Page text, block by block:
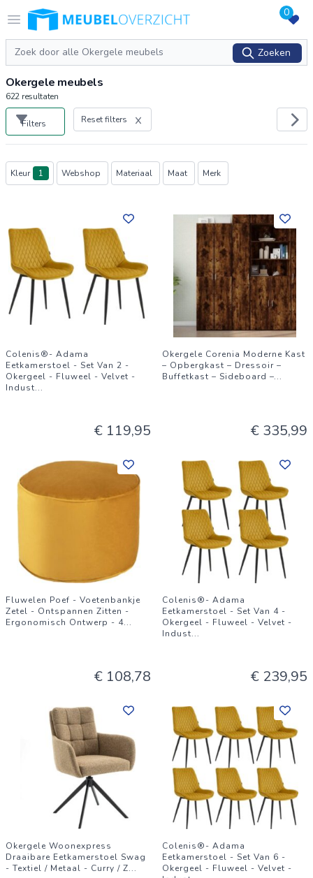
Open menu
Logo Meubeloverzicht.nl 0
Zoeken
Zoeken
Okergele meubels
622 resultaten
Filters Reset filters
Producten
Kleur 1 Webshop Materiaal Maat Merk
Colenis®- Adama
Eetkamerstoel - Set Van 2 -
Okergeel - Fluweel - Velvet -
Indust...
€ 119,95
Okergele Corenia Moderne Kast
– Opbergkast – Dressoir –
Buffetkast – Sideboard –...
€ 335,99
Fluwelen Poef - Voetenbankje
Zetel - Ontspannen Zitten -
Ergonomisch Ontwerp - 4...
€ 108,78
Colenis®- Adama
Eetkamerstoel - Set Van 4 -
Okergeel - Fluweel - Velvet -
Indust...
€ 239,95
Okergele Woonexpress
Draaibare Eetkamerstoel Swag
- Textiel / Metaal - Curry / Z...
Colenis®- Adama
Eetkamerstoel - Set Van 6 -
Okergeel - Fluweel - Velvet -